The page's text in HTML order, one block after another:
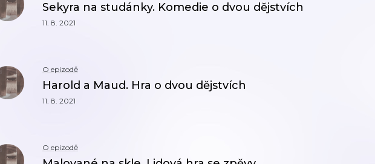
Sekyra na studánky. Komedie o dvou dějstvích
11. 8. 2021
O epizodě
Harold a Maud. Hra o dvou dějstvích
11. 8. 2021
O epizodě